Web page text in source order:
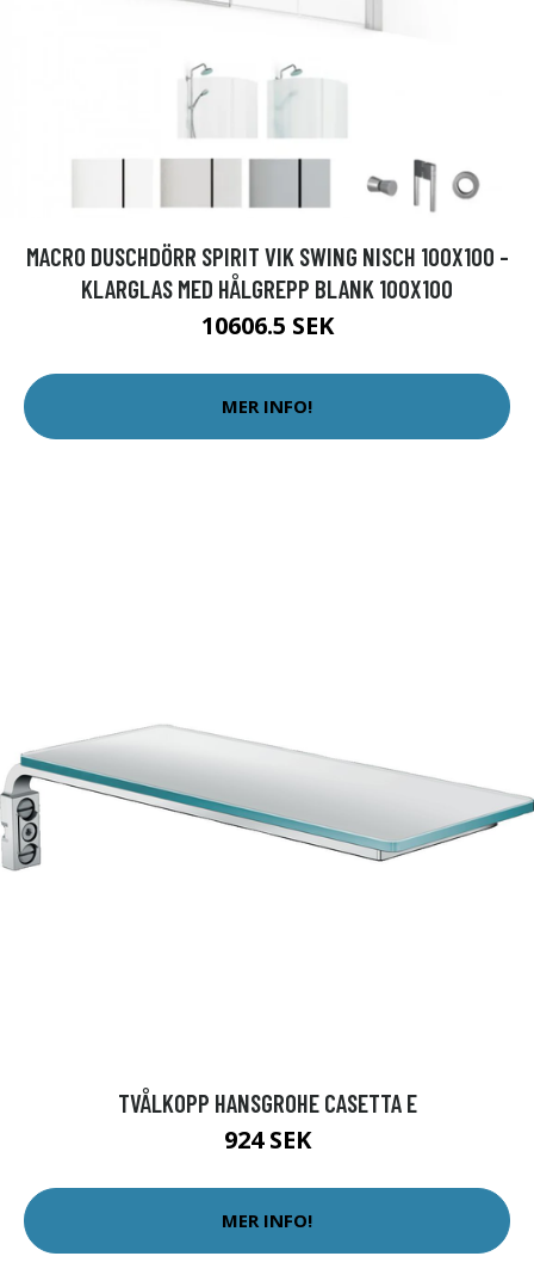
MACRO DUSCHDÖRR SPIRIT VIK SWING NISCH 100X100 -
KLARGLAS MED HÅLGREPP BLANK 100X100
10606.5 SEK
MER INFO!
TVÅLKOPP HANSGROHE CASETTA E
924 SEK
MER INFO!